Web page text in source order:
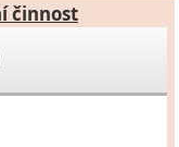
činnost